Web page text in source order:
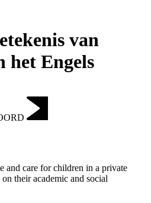
van
het Engels
and care for children in a private
their academic and social